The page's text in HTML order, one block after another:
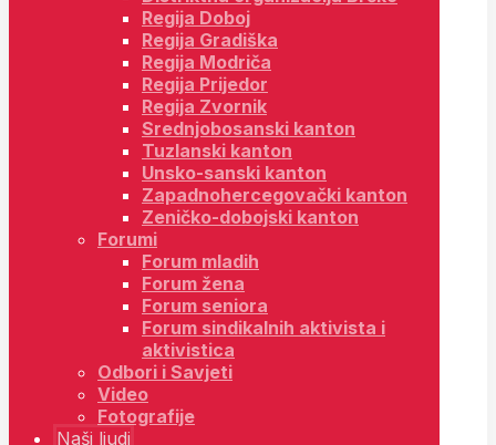
Regija Doboj
Regija Gradiška
Regija Modriča
Regija Prijedor
Regija Zvornik
Srednjobosanski kanton
Tuzlanski kanton
Unsko-sanski kanton
Zapadnohercegovački kanton
Zeničko-dobojski kanton
Forumi
Forum mladih
Forum žena
Forum seniora
Forum sindikalnih aktivista i
aktivistica
Odbori i Savjeti
Video
Fotografije
Naši ljudi